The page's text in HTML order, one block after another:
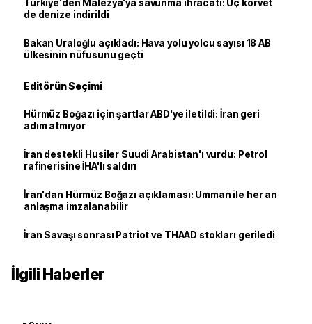
Türkiye'den Malezya'ya savunma ihracatı: Üç korvet
de denize indirildi
Bakan Uraloğlu açıkladı: Hava yolu yolcu sayısı 18 AB
ülkesinin nüfusunu geçti
Editörün Seçimi
Hürmüz Boğazı için şartlar ABD'ye iletildi: İran geri
adım atmıyor
İran destekli Husiler Suudi Arabistan'ı vurdu: Petrol
rafinerisine İHA'lı saldırı
İran'dan Hürmüz Boğazı açıklaması: Umman ile her an
anlaşma imzalanabilir
İran Savaşı sonrası Patriot ve THAAD stokları geriledi
İlgili Haberler